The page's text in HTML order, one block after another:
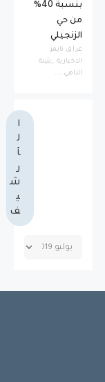
بنسبة 40%
من حي
الزنجيلي
عراق تايمز
الاخبارية _بثينة
الناهي ...
ا
ل
أ
ر
ش
ي
ف